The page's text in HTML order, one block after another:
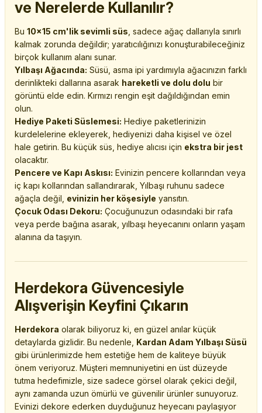
ve Nerelerde Kullanılır?
Bu 10x15 cm'lik sevimli süs , sadece ağaç dallarıyla sınırlı
kalmak zorunda değildir; yaratıcılığınızı konuşturabileceğiniz
birçok kullanım alanı sunar.
Yılbaşı Ağacında: Süsü, asma ipi yardımıyla ağacınızın farklı
derinlikteki dallarına asarak hareketli ve dolu dolu bir
görüntü elde edin. Kırmızı rengin eşit dağıldığından emin
olun.
Hediye Paketi Süslemesi: Hediye paketlerinizin
kurdelelerine ekleyerek, hediyenizi daha kişisel ve özel
hale getirin. Bu küçük süs, hediye alıcısı için ekstra bir jest
olacaktır.
Pencere ve Kapı Askısı: Evinizin pencere kollarından veya
iç kapı kollarından sallandırarak, Yılbaşı ruhunu sadece
ağaçla değil, evinizin her köşesiyle yansıtın.
Çocuk Odası Dekoru: Çocuğunuzun odasındaki bir rafa
veya perde bağına asarak, yılbaşı heyecanını onların yaşam
alanına da taşıyın.
Herdekora Güvencesiyle
Alışverişin Keyfini Çıkarın
Herdekora olarak biliyoruz ki, en güzel anılar küçük
detaylarda gizlidir. Bu nedenle, Kardan Adam Yılbaşı Süsü
gibi ürünlerimizde hem estetiğe hem de kaliteye büyük
önem veriyoruz. Müşteri memnuniyetini en üst düzeyde
tutma hedefimizle, size sadece görsel olarak çekici değil,
aynı zamanda uzun ömürlü ve güvenilir ürünler sunuyoruz.
Evinizi dekore ederken duyduğunuz heyecanı paylaşıyor